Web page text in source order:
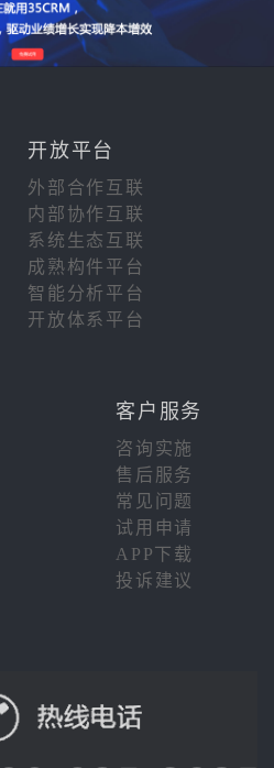
开放平台
外部合作互联
内部协作互联
系统生态互联
成熟构件平台
智能分析平台
开放体系平台
客户服务
咨询实施
售后服务
常见问题
试用申请
APP下载
投诉建议